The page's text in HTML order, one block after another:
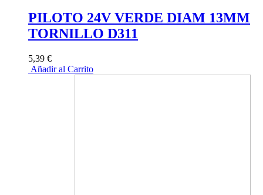
PILOTO 24V VERDE DIAM 13MM
TORNILLO D311
5,39 €
Añadir al Carrito